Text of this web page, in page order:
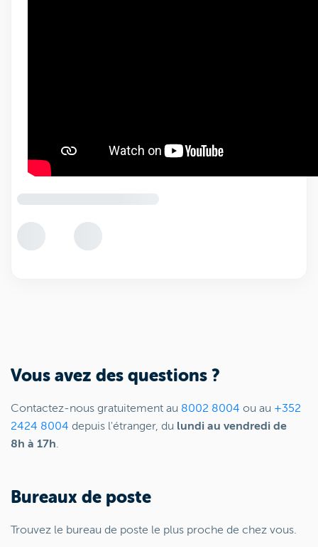
Vous avez des questions ?
Contactez-nous gratuitement au 8002 8004 ou au +352
2424 8004 depuis l'étranger, du lundi au vendredi de
8h à 17h.
Bureaux de poste
Trouvez le bureau de poste le plus proche de chez vous.